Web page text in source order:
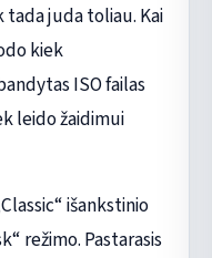
juda toliau. Kai
kiek
ISO failas
leido žaidimui
išankstinio
režimo. Pastarasis